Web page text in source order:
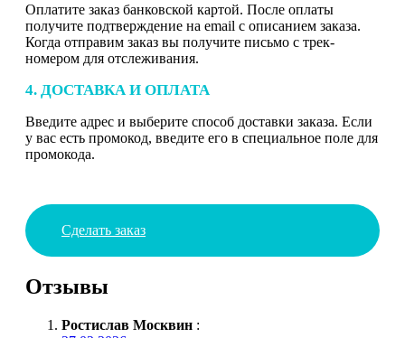
Оплатите заказ банковской картой. После оплаты
получите подтверждение на email с описанием заказа.
Когда отправим заказ вы получите письмо с трек-
номером для отслеживания.
4. ДОСТАВКА И ОПЛАТА
Введите адрес и выберите способ доставки заказа. Если
у вас есть промокод, введите его в специальное поле для
промокода.
Сделать заказ
Отзывы
Ростислав Москвин :